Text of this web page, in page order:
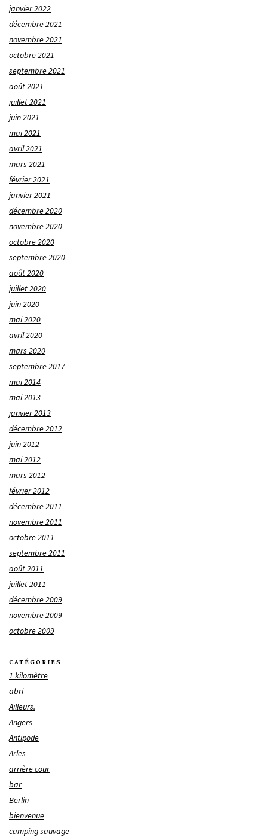
janvier 2022
décembre 2021
novembre 2021
octobre 2021
septembre 2021
août 2021
juillet 2021
juin 2021
mai 2021
avril 2021
mars 2021
février 2021
janvier 2021
décembre 2020
novembre 2020
octobre 2020
septembre 2020
août 2020
juillet 2020
juin 2020
mai 2020
avril 2020
mars 2020
septembre 2017
mai 2014
mai 2013
janvier 2013
décembre 2012
juin 2012
mai 2012
mars 2012
février 2012
décembre 2011
novembre 2011
octobre 2011
septembre 2011
août 2011
juillet 2011
décembre 2009
novembre 2009
octobre 2009
CATÉGORIES
1 kilomètre
abri
Ailleurs.
Angers
Antipode
Arles
arrière cour
bar
Berlin
bienvenue
camping sauvage